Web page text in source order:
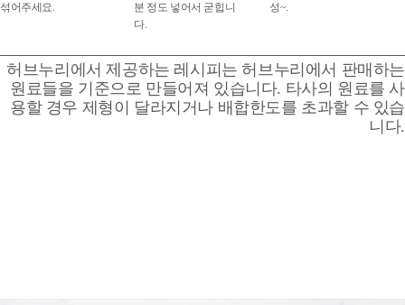
섞어주세요.
분 정도 넣어서 굳힙니
다.
성~.
허브누리에서 제공하는 레시피는 허브누리에서 판매하는
원료들을 기준으로 만들어져 있습니다. 타사의 원료를 사
용할 경우 제형이 달라지거나 배합한도를 초과할 수 있습
니다.